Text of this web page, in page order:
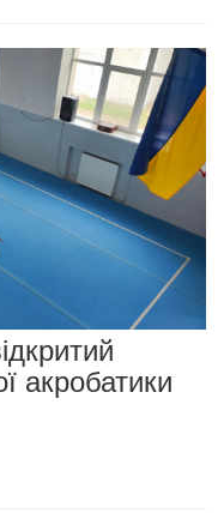
акробатики